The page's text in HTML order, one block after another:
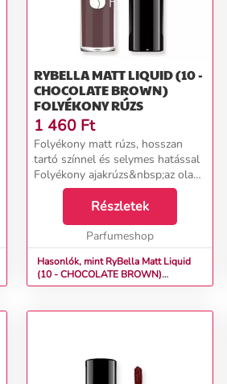
RYBELLA MATT LIQUID (10 -
CHOCOLATE BROWN)
FOLYÉKONY RÚZS
1 460 Ft
Folyékony matt rúzs, hosszan
tartó színnel és selymes hatással
Folyékony ajakrúzs&nbsp;az olasz
RyBella márkától, extra matt és
selymes hatással. Könnyű
textúrával rendelkezik, ennek k...
Részletek
Parfumeshop
Hasonlók, mint RyBella Matt Liquid
(10 - CHOCOLATE BROWN)
Folyékony rúzs